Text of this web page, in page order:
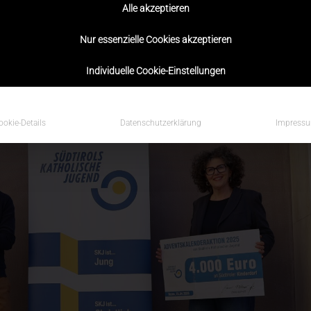
Alle akzeptieren
Nur essenzielle Cookies akzeptieren
Individuelle Cookie-Einstellungen
Details Datenschutzerklärung